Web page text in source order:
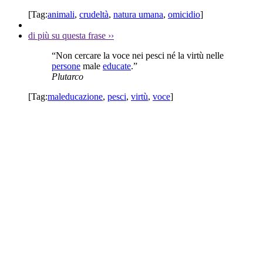
[Tag:animali, crudeltà, natura umana, omicidio]
di più su questa frase ››
“Non cercare la voce nei pesci né la virtù nelle
persone male educate.”
Plutarco
[Tag:maleducazione, pesci, virtù, voce]